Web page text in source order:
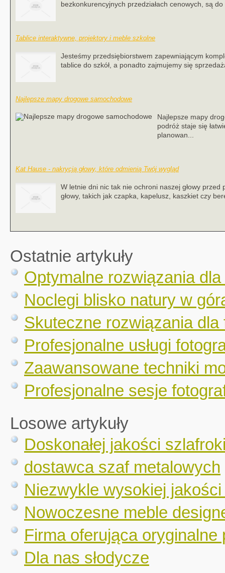
bezkonkurencyjnych przedziałach cenowych, są
Tablice interaktywne, projektory i meble szkolne
Jesteśmy przedsiębiorstwem zapewniającym
tablice do szkół, a ponadto zajmujemy się
Najlepsze mapy drogowe samochodowe
Najlepsze mapy
podróż staje się
planowan...
Kat Hause - nakrycją głowy, które odmienią Twój wygląd
W letnie dni nic tak nie ochroni naszej głowy
głowy, takich jak czapka, kapelusz, kaszkiet czy
Ostatnie artykuły
Optymalne rozwiązania dla
Noclegi blisko natury w
Skuteczne rozwiązania
Profesjonalne usługi
Zaawansowane techniki
Profesjonalne sesje
Losowe artykuły
Doskonałej jakości
dostawca szaf metalowych
Niezwykle wysokiej
Nowoczesne meble
Firma oferująca oryginalne
Dla nas słodycze